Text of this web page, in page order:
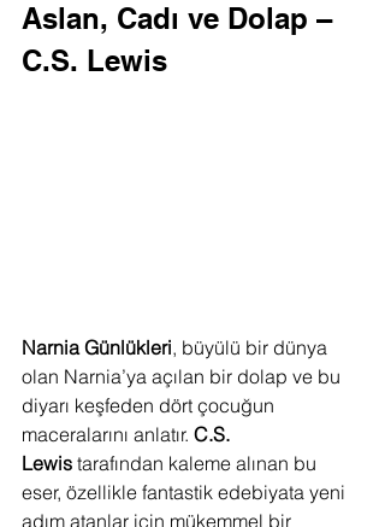
Aslan, Cadı ve Dolap –
C.S. Lewis
Narnia Günlükleri, büyülü bir dünya
olan Narnia’ya açılan bir dolap ve bu
diyarı keşfeden dört çocuğun
maceralarını anlatır. C.S.
Lewis tarafından kaleme alınan bu
eser, özellikle fantastik edebiyata yeni
adım atanlar için mükemmel bir